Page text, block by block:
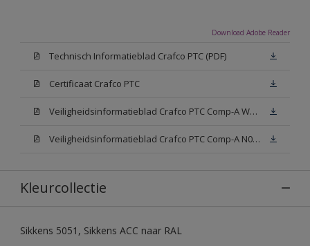
Download Adobe Reader
Technisch Informatieblad Crafco PTC (PDF)
Certificaat Crafco PTC
Veiligheidsinformatieblad Crafco PTC Comp-A W05 (MSDS)
Veiligheidsinformatieblad Crafco PTC Comp-A N00 (MSDS)
Kleurcollectie
Sikkens 5051, Sikkens ACC naar RAL